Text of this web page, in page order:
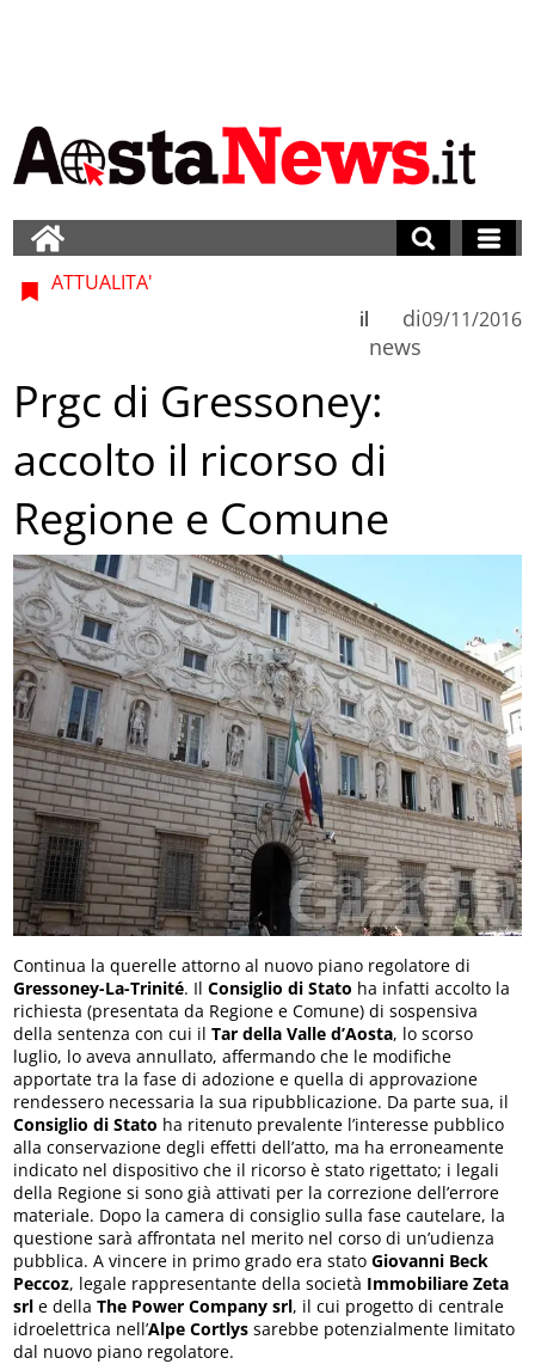
ATTUALITA'
di
news
il 09/11/2016
Prgc di Gressoney:
accolto il ricorso di
Regione e Comune
Continua la querelle attorno al nuovo piano regolatore di
Gressoney-La-Trinité. IlConsiglio di Stato ha infatti accolto la
richiesta (presentata da Regione e Comune) di sospensiva
della sentenza con cui ilTar della Valle d’Aosta, lo scorso
luglio, lo aveva annullato, affermando che le modifiche
apportate tra la fase di adozione e quella di approvazione
rendessero necessaria la sua ripubblicazione. Da parte sua, il
Consiglio di Stato ha ritenuto prevalente l’interesse pubblico
alla conservazione degli effetti dell’atto, ma ha erroneamente
indicato nel dispositivo che il ricorso è stato rigettato; i legali
della Regione si sono già attivati per la correzione dell’errore
materiale. Dopo la camera di consiglio sulla fase cautelare, la
questione sarà affrontata nel merito nel corso di un’udienza
pubblica. A vincere in primo grado era statoGiovanni Beck
Peccoz, legale rappresentante della società Immobiliare Zeta
srl e dellaThe Power Company srl, il cui progetto di centrale
idroelettrica nell’Alpe Cortlys sarebbe potenzialmente limitato
dal nuovo piano regolatore.